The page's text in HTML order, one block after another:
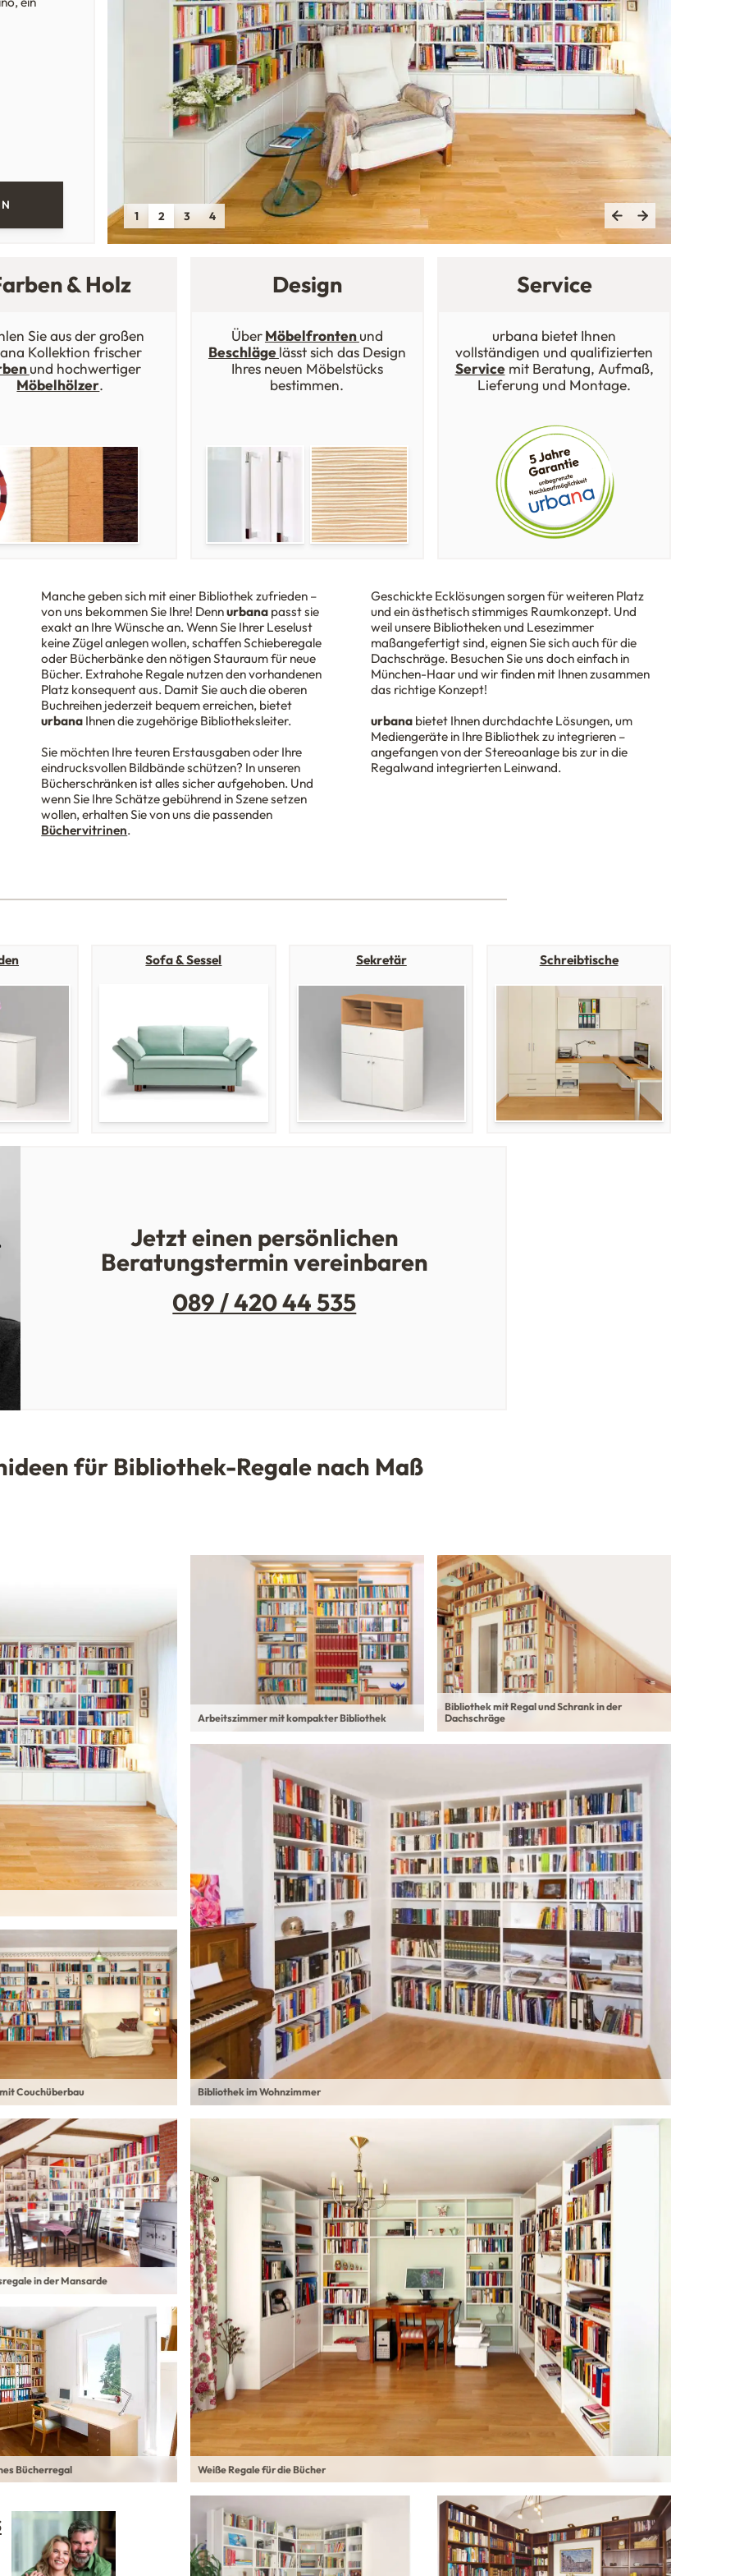
1 2 3 4
& Holz
Sie aus der großen
Kollektion frischer
und hochwertiger
Möbelhölzer.
Design
ÜberMöbelfrontenund
Beschlägelässt sich das Design
Ihres neuen Möbelstücks
bestimmen.
Service
urbana bietet Ihnen
vollständigen und qualifizierten
Servicemit Beratung, Aufmaß,
Lieferung und Montage.
Manche geben sich mit einer Bibliothek zufrieden –
von uns bekommen Sie Ihre! Dennurbana passt sie
exakt an Ihre Wünsche an. Wenn Sie Ihrer Leselust
keine Zügel anlegen wollen, schaffen Schieberegale
oder Bücherbänke den nötigen Stauraum für neue
Bücher. Extrahohe Regale nutzen den vorhandenen
Platz konsequent aus. Damit Sie auch die oberen
Buchreihen jederzeit bequem erreichen, bietet
urbana Ihnen die zugehörige Bibliotheksleiter.
Sie möchten Ihre teuren Erstausgaben oder Ihre
eindrucksvollen Bildbände schützen? In unseren
Bücherschränken ist alles sicher aufgehoben. Und
wenn Sie Ihre Schätze gebührend in Szene setzen
wollen, erhalten Sie von uns die passenden
Büchervitrinen.
Geschickte Ecklösungen sorgen für weiteren Platz
und ein ästhetisch stimmiges Raumkonzept. Und
weil unsere Bibliotheken und Lesezimmer
maßangefertigt sind, eignen Sie sich auch für die
Dachschräge. Besuchen Sie uns doch einfach in
München-Haar und wir finden mit Ihnen zusammen
das richtige Konzept!
urbanabietet Ihnen durchdachte Lösungen, um
Mediengeräte in Ihre Bibliothek zu integrieren –
angefangen von der Stereoanlage bis zur in die
Regalwand integrierten Leinwand.
Sofa & Sessel Sekretär Schreibtische
Jetzt einen persönlichen
Beratungstermin vereinbaren
089 / 420 44 535
für Bibliothek-Regale nach Maß
Arbeitszimmer mit kompakter Bibliothek
Bibliothek mit Regal und Schrank in der
Dachschräge
Bibliothek im Wohnzimmer
Couchüberbau
in der Mansarde
Weiße Regale für die Bücher
Bücherregal